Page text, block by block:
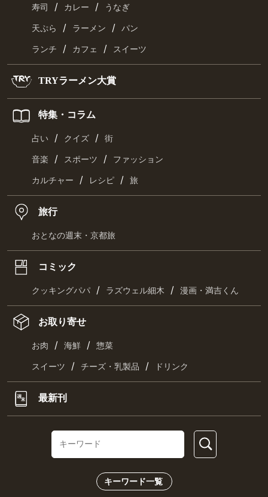
寿司 / カレー / うなぎ
天ぷら / ラーメン / パン
ランチ / カフェ / スイーツ
TRYラーメン大賞
特集・コラム
占い / クイズ / 街
音楽 / スポーツ / ファッション
カルチャー / レシピ / 旅
旅行
おとなの週末・京都旅
コミック
クッキングパパ / ラズウェル細木 / 漫画・満吉くん
お取り寄せ
お肉 / 海鮮 / 惣菜
スイーツ / チーズ・乳製品 / ドリンク
最新刊
キーワード一覧